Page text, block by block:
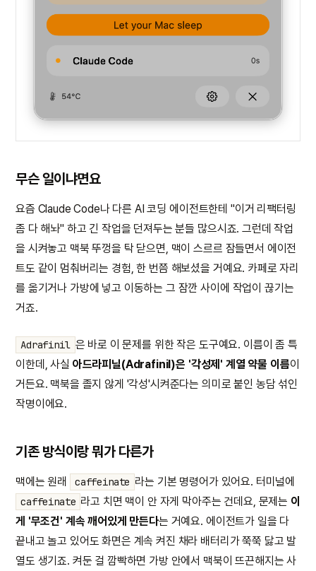
무슨 일이냐면요
요즘 Claude Code나 다른 AI 코딩 에이전트한테 "이거 리팩터링
좀 다 해놔" 하고 긴 작업을 던져두는 분들 많으시죠. 그런데 작업
을 시켜놓고 맥북 뚜껑을 탁 닫으면, 맥이 스르르 잠들면서 에이전
트도 같이 멈춰버리는 경험, 한 번쯤 해보셨을 거예요. 카페로 자리
를 옮기거나 가방에 넣고 이동하는 그 잠깐 사이에 작업이 끊기는
거죠.
Adrafinil 은 바로 이 문제를 위한 작은 도구예요. 이름이 좀 특
이한데, 사실 아드라피닐(Adrafinil)은 '각성제' 계열 약물 이름이
거든요. 맥북을 졸지 않게 '각성'시켜준다는 의미로 붙인 농담 섞인
작명이에요.
기존 방식이랑 뭐가 다른가
맥에는 원래 caffeinate 라는 기본 명령어가 있어요. 터미널에
caffeinate 라고 치면 맥이 안 자게 막아주는 건데요, 문제는 이
게 '무조건' 계속 깨어있게 만든다는 거예요. 에이전트가 일을 다
끝내고 놀고 있어도 화면은 계속 켜진 채라 배터리가 쭉쭉 닳고 발
열도 생기죠. 켜둔 걸 깜빡하면 가방 안에서 맥북이 뜨끈해지는 사